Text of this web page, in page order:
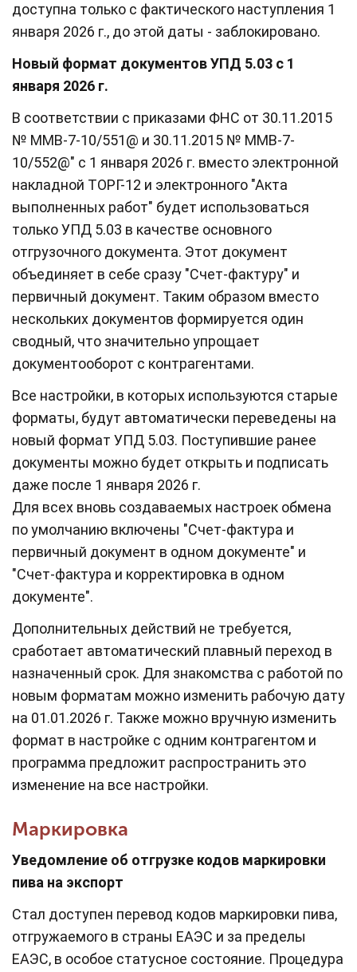
доступна только с фактического наступления 1
января 2026 г., до этой даты - заблокировано.
Новый формат документов УПД 5.03 с 1
января 2026 г.
В соответствии с приказами ФНС от 30.11.2015
№ ММВ-7-10/551@ и 30.11.2015 № ММВ-7-
10/552@" с 1 января 2026 г. вместо электронной
накладной ТОРГ-12 и электронного "Акта
выполненных работ" будет использоваться
только УПД 5.03 в качестве основного
отгрузочного документа. Этот документ
объединяет в себе сразу "Счет-фактуру" и
первичный документ. Таким образом вместо
нескольких документов формируется один
сводный, что значительно упрощает
документооборот с контрагентами.
Все настройки, в которых используются старые
форматы, будут автоматически переведены на
новый формат УПД 5.03. Поступившие ранее
документы можно будет открыть и подписать
даже после 1 января 2026 г.
Для всех вновь создаваемых настроек обмена
по умолчанию включены "Счет-фактура и
первичный документ в одном документе" и
"Счет-фактура и корректировка в одном
документе".
Дополнительных действий не требуется,
сработает автоматический плавный переход в
назначенный срок. Для знакомства с работой по
новым форматам можно изменить рабочую дату
на 01.01.2026 г. Также можно вручную изменить
формат в настройке с одним контрагентом и
программа предложит распространить это
изменение на все настройки.
Маркировка
Уведомление об отгрузке кодов маркировки
пива на экспорт
Стал доступен перевод кодов маркировки пива,
отгружаемого в страны ЕАЭС и за пределы
ЕАЭС, в особое статусное состояние. Процедура